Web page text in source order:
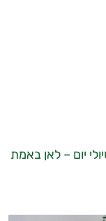
יום – לאן באמת